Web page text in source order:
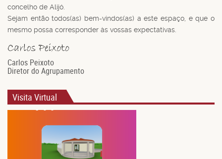
concelho de Alijó.
Sejam então todos(as) bem-vindos(as) a este espaço, e que o
mesmo possa corresponder às vossas expectativas.
Carlos Peixoto
Diretor do Agrupamento
Visita Virtual